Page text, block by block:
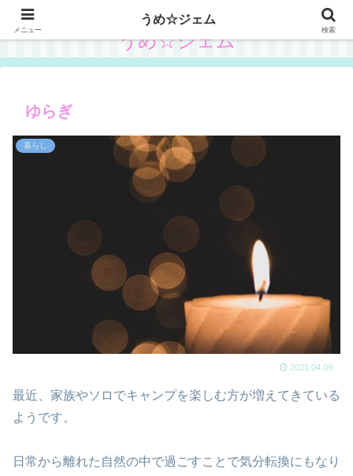
うめ☆ジェム
ゆらぎ
暮らし
2021.04.09
最近、家族やソロでキャンプを楽しむ方が増えてきている
ようです。
日常から離れた自然の中で過ごすことで気分転換にもなり
メニュー
うめ☆ジェム
検索